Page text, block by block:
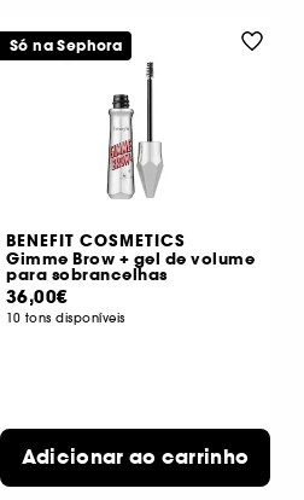
BENEFIT COSMETICS
Gimme Brow + gel de volume
para sobrancelhas
36,00€
10 tons disponíveis
Adicionar ao carrinho
Só na Sephora